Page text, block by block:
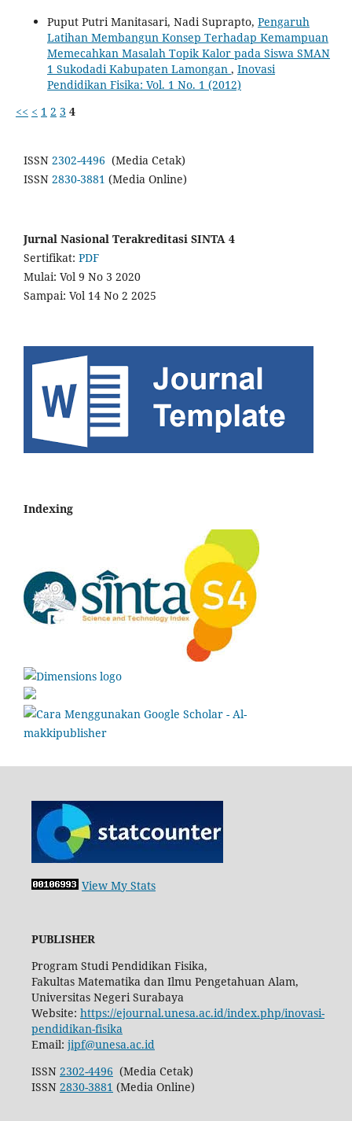
Puput Putri Manitasari, Nadi Suprapto, Pengaruh
Latihan Membangun Konsep Terhadap Kemampuan
Memecahkan Masalah Topik Kalor ‎pada Siswa SMAN
1 Sukodadi Kabupaten Lamongan‎ , Inovasi
Pendidikan Fisika: Vol. 1 No. 1 (2012)
<< < 1 2 3 4
ISSN 2302-4496 (Media Cetak)
ISSN 2830-3881 (Media Online)
Jurnal Nasional Terakreditasi SINTA 4
Sertifikat: PDF
Mulai: Vol 9 No 3 2020
Sampai: Vol 14 No 2 2025
Indexing
View My Stats
PUBLISHER
Program Studi Pendidikan Fisika,
Fakultas Matematika dan Ilmu Pengetahuan Alam,
Universitas Negeri Surabaya
Website: https://ejournal.unesa.ac.id/index.php/inovasi-
pendidikan-fisika
Email: jipf@unesa.ac.id
ISSN 2302-4496 (Media Cetak)
ISSN 2830-3881 (Media Online)